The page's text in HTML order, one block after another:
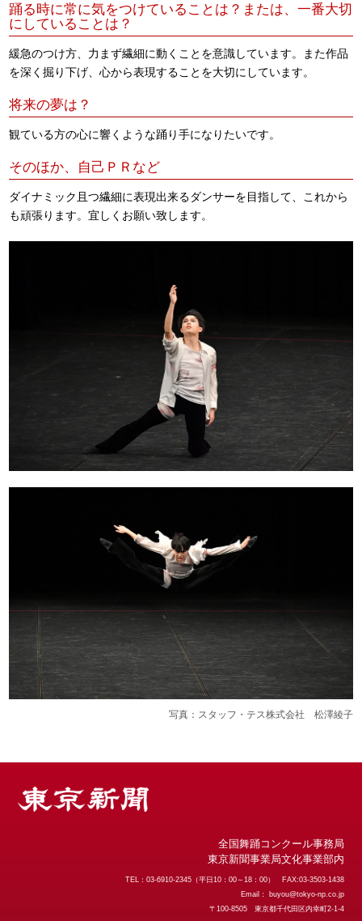
踊る時に常に気をつけていることは？または、一番大切
にしていることは？
緩急のつけ方、力まず繊細に動くことを意識しています。また作品
を深く掘り下げ、心から表現することを大切にしています。
将来の夢は？
観ている方の心に響くような踊り手になりたいです。
そのほか、自己ＰＲなど
ダイナミック且つ繊細に表現出来るダンサーを目指して、これから
も頑張ります。宜しくお願い致します。
写真：スタッフ・テス株式会社 松澤綾子
全国舞踊コンクール事務局
東京新聞事業局文化事業部内
TEL：03-6910-2345（平日10：00～18：00） FAX:03-3503-1438
Email：
buyou@tokyo-np.co.jp
〒100-8505 東京都千代田区内幸町2-1-4